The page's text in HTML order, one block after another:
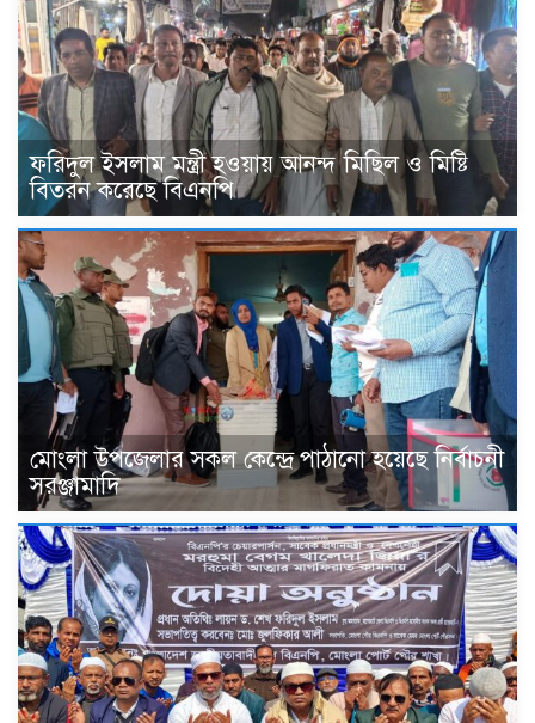
ফরিদুল ইসলাম মন্ত্রী হওয়ায় আনন্দ মিছিল ও মিষ্টি
বিতরন করেছে বিএনপি
মোংলা উপজেলার সকল কেন্দ্রে পাঠানো হয়েছে নির্বাচনী
সরঞ্জামাদি